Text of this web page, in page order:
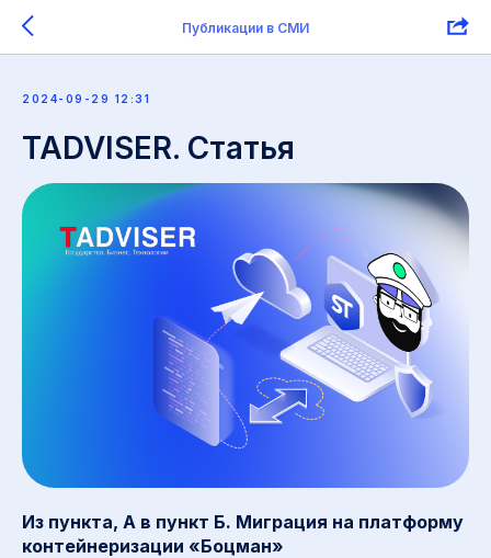
Публикации в СМИ
2024-09-29 12:31
TADVISER. Статья
Из пункта, А в пункт Б. Миграция на платформу
контейнеризации «Боцман»